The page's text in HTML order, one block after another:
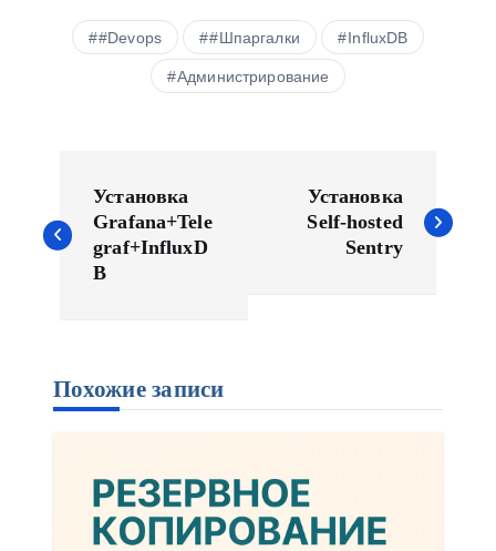
#Devops #Шпаргалки InfluxDB
Администрирование
в
и
Установка
Grafana+Tele
graf+InfluxD
B
Установка
Self-hosted
Sentry
Похожие записи